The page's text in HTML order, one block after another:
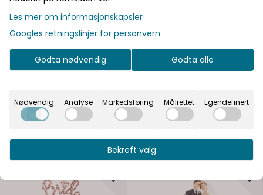
Hvitt banner med teksten "Just Married" i gullskrift.
Bokstavene er 15 cm høye, lengden på banneret er
155 cm.
Hvitt banner med teksten "Just Married" i gullskrift.
Se flere varianter
Les mer om informasjonskapsler
Googles retningslinjer for personvern
Godta nødvendig Godta alle
Nødvendig Analyse Markedsføring Målrettet Egendefinert
Bekreft valg